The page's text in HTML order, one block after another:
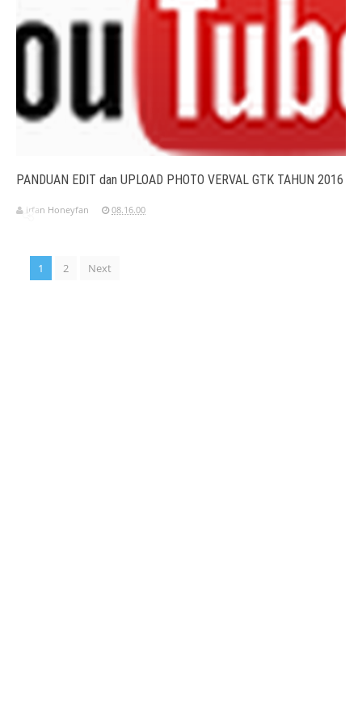
PANDUAN EDIT dan UPLOAD PHOTO VERVAL GTK TAHUN 2016
irfan Honeyfan 08.16.00
1 2 Next